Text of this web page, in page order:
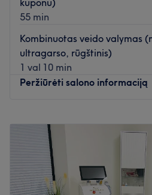
55 min
Kombinuotas veido valymas
ultragarso, rūgštinis)
1 val 10 min
Peržiūrėti salono informaciją
Antradienis
Trečiadienis
Ketvirtadienis
Penktadienis
Šeštadienis